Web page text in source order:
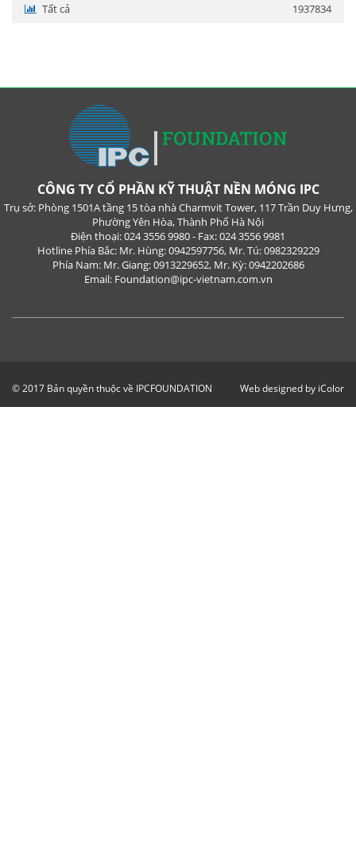
Tất cả
1937834
CÔNG TY CỔ PHẦN KỸ THUẬT NỀN MÓNG IPC
Trụ sở: Phòng 1501A tầng 15 tòa nhà Charmvit Tower, 117 Trần Duy Hưng,
Phường Yên Hòa, Thành Phố Hà Nội
Điện thoại: 024 3556 9980 - Fax: 024 3556 9981
Hotline Phía Bắc: Mr. Hùng: 0942597756, Mr. Tú: 0982329229
Phía Nam: Mr. Giang: 0913229652, Mr. Kỳ: 0942202686
Email: Foundation@ipc-vietnam.com.vn
© 2017 Bản quyền thuộc về IPCFOUNDATION Web designed by iColor